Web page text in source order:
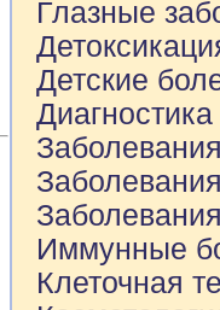
Глазные
Детские
Диагностика
Иммунные
Клеточная